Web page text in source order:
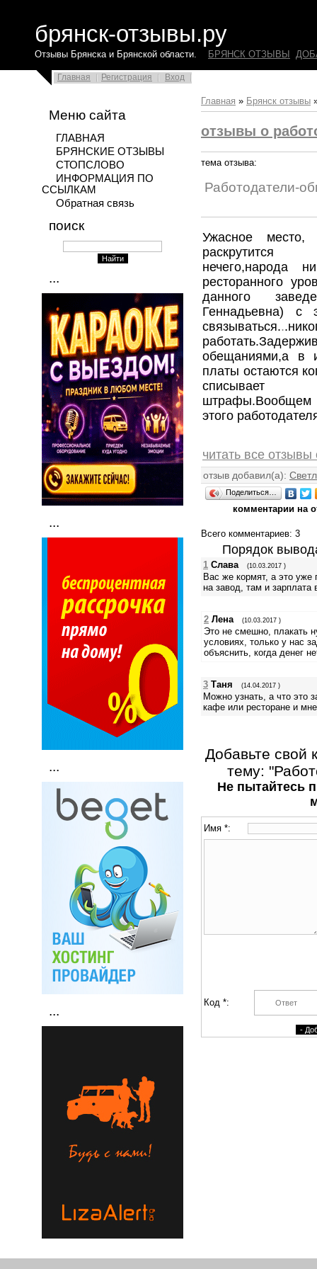
брянск-отзывы.ру
Отзывы Брянска и Брянской области. БРЯНСК ОТЗЫВЫ
Главная Регистрация Вход
Меню сайта
ГЛАВНАЯ
БРЯНСКИЕ ОТЗЫВЫ
СТОПСЛОВО
ИНФОРМАЦИЯ ПО
ССЫЛКАМ
Обратная связь
поиск
...
...
...
...
Главная » Брянск отзывы
отзывы о
тема отзыва:
Работодатели-
Ужасное
нечего,народа
ресторанного
данного
Геннадьевна) с
связываться..
обещаниями,а в
платы остаются
списывает
штрафы.Вообщем
этого
читать все
отзыв добавил(а):
Поделиться…
комментарии на
Всего комментариев: 3
Порядок
1 Слава (10.03.2017 )
Вас же кормят, а это уже
на завод, там и зарплата
2 Лена (10.03.2017 )
Это не смешно, плакать
условиях, только у нас
объяснить, когда денег
3 Таня (14.04.2017 )
Можно узнать, а что это
кафе или ресторане и
Добавьте свой
тему:
Не пытайтесь
Имя *:
Код *: